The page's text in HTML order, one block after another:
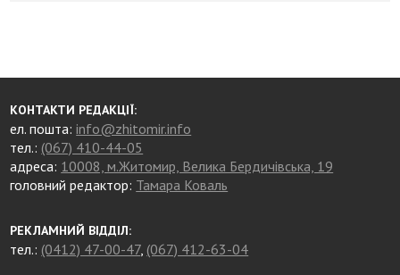
КОНТАКТИ РЕДАКЦІЇ:
ел. пошта:info@zhitomir.info
тел.: (067) 410-44-05
адреса: 10008, м.Житомир, Велика Бердичівська, 19
головний редактор: Тамара Коваль
РЕКЛАМНИЙ ВІДДІЛ:
тел.: (0412) 47-00-47, (067) 412-63-04